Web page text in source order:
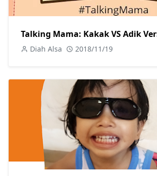
Talking Mama: Kakak VS Adik
Diah Alsa 2018/11/19